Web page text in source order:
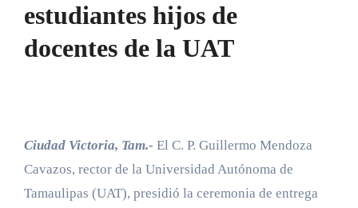
estudiantes hijos de
docentes de la UAT
Ciudad Victoria, Tam.- El C. P. Guillermo Mendoza
Cavazos, rector de la Universidad Autónoma de
Tamaulipas (UAT), presidió la ceremonia de entrega